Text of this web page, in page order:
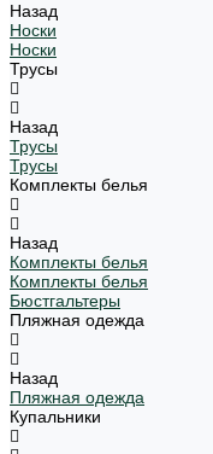
Назад
Носки
Носки
Трусы
Назад
Трусы
Трусы
Комплекты белья
Назад
Комплекты белья
Комплекты белья
Бюстгальтеры
Пляжная одежда
Назад
Пляжная одежда
Купальники